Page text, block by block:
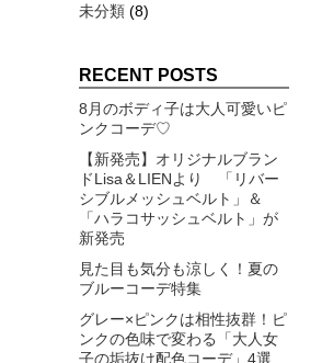
未分類 (8)
RECENT POSTS
8月のボディ子は大人可愛いピ
ンクコーデ♡
【新発売】オリジナルブラン
ドLisa＆LIENより 「リバー
シブルメッシュベルト」＆
「ハラコサッシュベルト」が
新発売
見た目も気分も涼しく！夏の
ブルーコーデ特集
グレー×ピンクは相性抜群！ピ
ンクの色味で変わる「大人女
子の垢抜け配色コーデ」4選